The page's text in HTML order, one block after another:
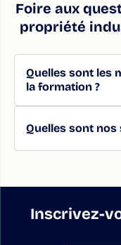
Foire aux
propriété
Quelles sont les
la formation ?
Quelles sont
Inscrivez-